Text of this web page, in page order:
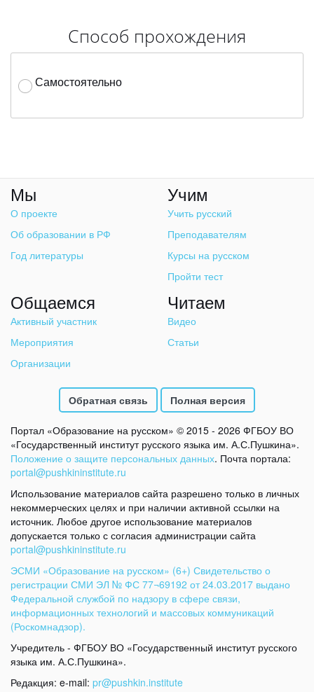
Способ прохождения
Самостоятельно
Мы
О проекте
Об образовании в РФ
Год литературы
Учим
Учить русский
Преподавателям
Курсы на русском
Пройти тест
Общаемся
Активный участник
Мероприятия
Организации
Читаем
Видео
Статьи
Обратная связь Полная версия
Портал «Образование на русском» © 2015 - 2026 ФГБОУ ВО
«Государственный институт русского языка им. А.С.Пушкина».
Положение о защите персональных данных. Почта портала:
portal@pushkininstitute.ru
Использование материалов сайта разрешено только в личных
некоммерческих целях и при наличии активной ссылки на
источник. Любое другое использование материалов
допускается только с согласия администрации сайта
portal@pushkininstitute.ru
ЭСМИ «Образование на русском» (6+) Свидетельство о
регистрации СМИ ЭЛ № ФС 77¬69192 от 24.03.2017 выдано
Федеральной службой по надзору в сфере связи,
информационных технологий и массовых коммуникаций
(Роскомнадзор).
Учредитель - ФГБОУ ВО «Государственный институт русского
языка им. А.С.Пушкина».
Редакция: e-mail: pr@pushkin.institute